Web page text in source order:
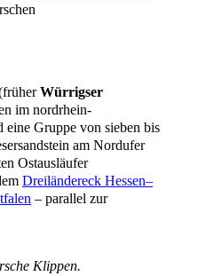
Würrigser
im nordrhein-
Gruppe von sieben bis
am Nordufer
Ostausläufer
Dreiländereck Hessen–
– parallel zur
Klippen.